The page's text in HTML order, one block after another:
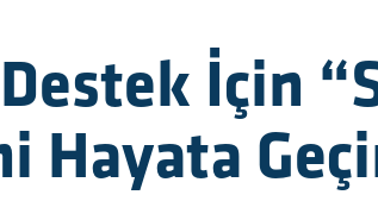
İçin
Hayata